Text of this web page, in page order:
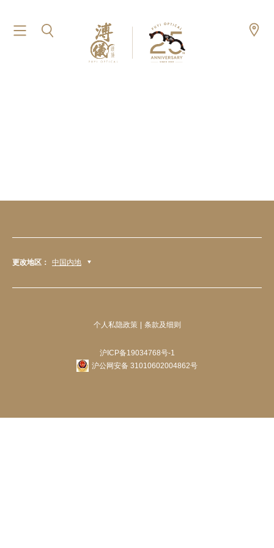
更改地区： 中国内地
个人私隐政策 条款及细则
沪ICP备19034768号-1
沪公网安备 31010602004862号